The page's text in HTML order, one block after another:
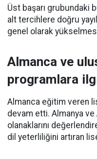
Üst başarı grubundaki
alt tercihlere doğru
genel olarak
Almanca ve
programlara
Almanca eğitim veren
devam etti. Almanya
olanaklarını
dil yeterliliğini artıran